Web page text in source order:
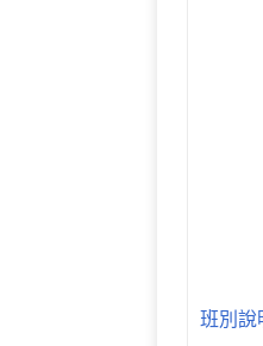
班別說